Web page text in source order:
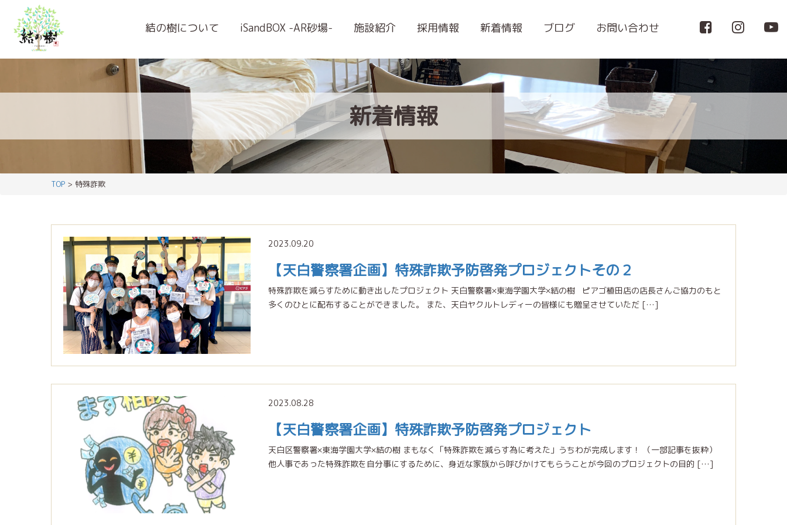
結の樹について iSandBOX -AR砂場- 施設紹介 採用情報 新着情報 ブログ お問い合わせ
新着情報
TOP > 特殊詐欺
2023.09.20
【天白警察署企画】特殊詐欺予防啓発プロジェクトその２
特殊詐欺を減らすために動き出したプロジェクト 天白警察署×東海学園大学×結の樹 ピアゴ植田店の店長さんご協力のもと
多くのひとに配布することができました。 また、天白ヤクルトレディーの皆様にも贈呈させていただ […]
2023.08.28
【天白警察署企画】特殊詐欺予防啓発プロジェクト
天白区警察署×東海学園大学×結の樹 まもなく「特殊詐欺を減らす為に考えた」うちわが完成します！ （一部記事を抜粋）
他人事であった特殊詐欺を自分事にするために、身近な家族から呼びかけてもらうことが今回のプロジェクトの目的 […]